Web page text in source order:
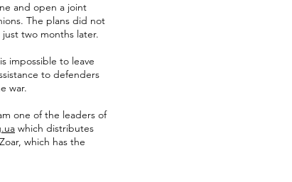
and open a joint
The plans did not
two months later.
impossible to leave
to defenders
war.
one of the leaders of
which distributes
which has the